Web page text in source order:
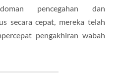
pencegahan dan
secara cepat, mereka telah
pengakhiran wabah